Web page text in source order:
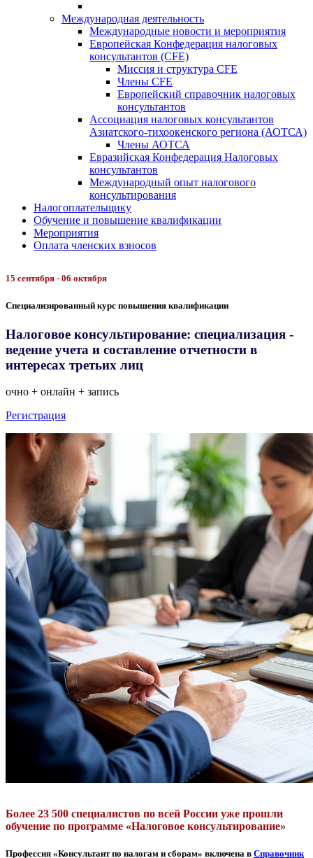
Международная деятельность
Международные новости и мероприятия
Европейская Конфедерация налоговых
консультантов (CFE)
Миссия и структура CFE
Члены CFE
Европейский справочник налоговых
консультантов
Ассоциация налоговых консультантов
Азиатского-тихоокенского региона (АОТСА)
Члены АОТСА
Евразийская Конфедерация Налоговых
консультантов
Международный опыт налогового
консультирования
Налогоплательщику
Обучение и повышение квалификации
Мероприятия
Оплата членских взносов
15 сентября - 06 октября
Специализированный курс повышения квалификации
Налоговое консультирование: специализация -
ведение учета и составление отчетности в
интересах третьих лиц
очно + онлайн + запись
Регистрация
Более 23 500 специалистов по всей России уже прошли
обучение по программе «Налоговое консультирование»
Профессия «Консультант по налогам и сборам» включена в Справочник